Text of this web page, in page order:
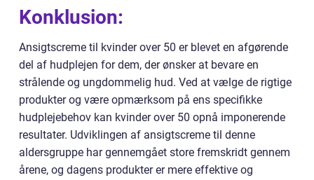
Konklusion:
Ansigtscreme til kvinder over 50 er blevet en afgørende
del af hudplejen for dem, der ønsker at bevare en
strålende og ungdommelig hud. Ved at vælge de rigtige
produkter og være opmærksom på ens specifikke
hudplejebehov kan kvinder over 50 opnå imponerende
resultater. Udviklingen af ansigtscreme til denne
aldersgruppe har gennemgået store fremskridt gennem
årene, og dagens produkter er mere effektive og